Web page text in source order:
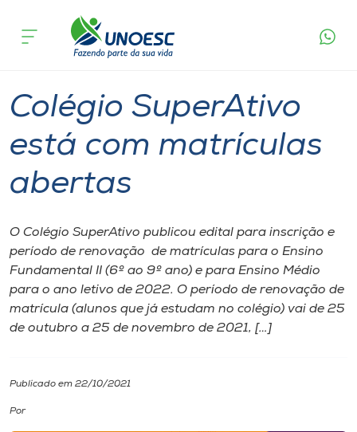
Cursos
Pesquisa
Atendimento ao Estudante
Portal de Ensino
A
Unoesc
acontece
Colégio SuperAtivo
está com matrículas
abertas
O Colégio SuperAtivo publicou edital para inscrição e
período de renovação de matrículas para o Ensino
Fundamental II (6º ao 9º ano) e para Ensino Médio
para o ano letivo de 2022. O período de renovação de
matrícula (alunos que já estudam no colégio) vai de 25
de outubro a 25 de novembro de 2021, […]
Publicado em 22/10/2021
Por